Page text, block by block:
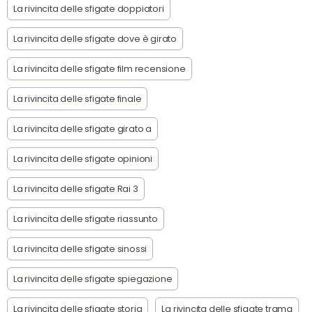
La rivincita delle sfigate doppiatori
La rivincita delle sfigate dove è girato
La rivincita delle sfigate film recensione
La rivincita delle sfigate finale
La rivincita delle sfigate girato a
La rivincita delle sfigate opinioni
La rivincita delle sfigate Rai 3
La rivincita delle sfigate riassunto
La rivincita delle sfigate sinossi
La rivincita delle sfigate spiegazione
La rivincita delle sfigate storia La rivincita delle sfigate trama